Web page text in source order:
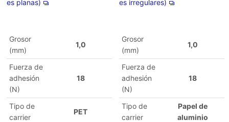
es planas)
Grosor
(mm)
1,0
Fuerza de
adhesión
(N)
18
Tipo de
carrier
PET
es irregulares)
Grosor
(mm)
1,0
Fuerza de
adhesión
(N)
18
Tipo de
carrier
Papel de
aluminio